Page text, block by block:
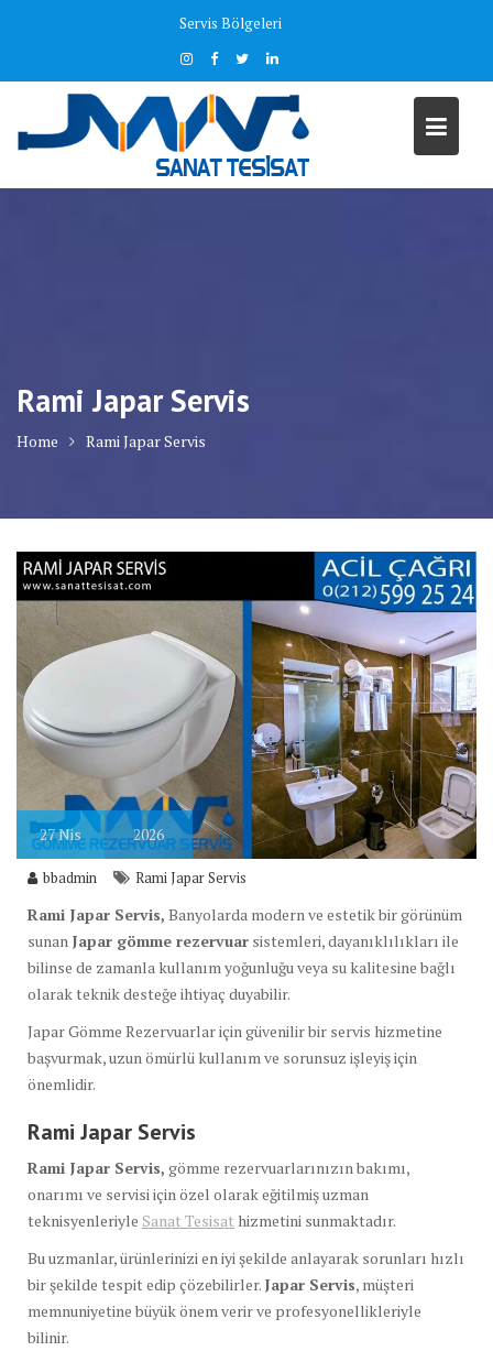
Servis Bölgeleri
Rami Japar Servis
Home Rami Japar Servis
27Nis 2026
bbadmin Rami Japar Servis
Rami Japar Servis, Banyolarda modern ve estetik bir görünüm
sunan Japar gömme rezervuar sistemleri, dayanıklılıkları ile
bilinse de zamanla kullanım yoğunluğu veya su kalitesine bağlı
olarak teknik desteğe ihtiyaç duyabilir.
Japar Gömme Rezervuarlar için güvenilir bir servis hizmetine
başvurmak, uzun ömürlü kullanım ve sorunsuz işleyiş için
önemlidir.
Rami Japar Servis
Rami Japar Servis, gömme rezervuarlarınızın bakımı,
onarımı ve servisi için özel olarak eğitilmiş uzman
teknisyenleriyle Sanat Tesisat hizmetini sunmaktadır.
Bu uzmanlar, ürünlerinizi en iyi şekilde anlayarak sorunları hızlı
bir şekilde tespit edip çözebilirler. Japar Servis, müşteri
memnuniyetine büyük önem verir ve profesyonellikleriyle
bilinir.